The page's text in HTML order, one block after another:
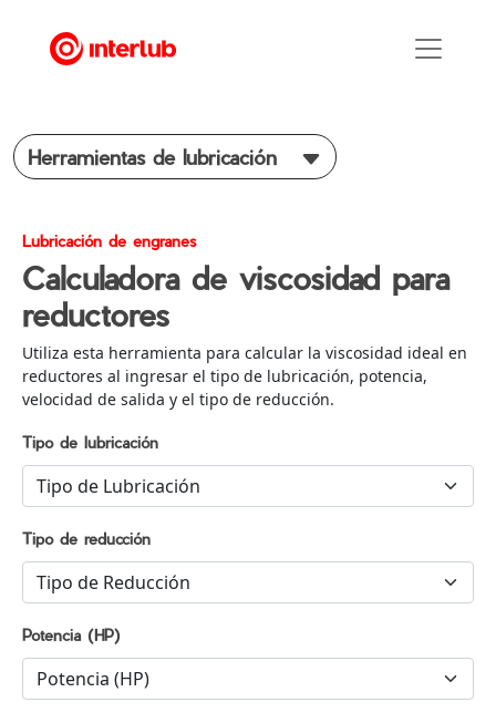
Herramientas de lubricación
Lubricación de engranes
Calculadora de viscosidad para
reductores
Utiliza esta herramienta para calcular la viscosidad ideal en
reductores al ingresar el tipo de lubricación, potencia,
velocidad de salida y el tipo de reducción.
Tipo de lubricación
Tipo de reducción
Potencia (HP)